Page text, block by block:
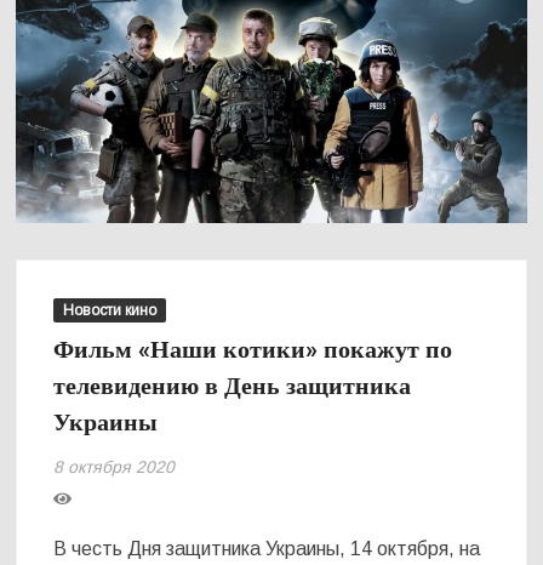
Новости кино
Фильм «Наши котики» покажут по
телевидению в День защитника
Украины
8 октября 2020
В честь Дня защитника Украины, 14 октября, на